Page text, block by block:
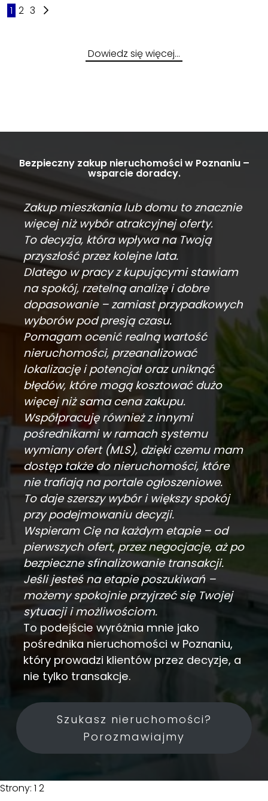
1 2 3
Dowiedz się więcej…
Bezpieczny zakup nieruchomości w Poznaniu –
wsparcie doradcy.
Zakup mieszkania lub domu to znacznie
więcej niż wybór atrakcyjnej oferty.
To decyzja, która wpływa na Twoją
przyszłość przez kolejne lata.
Dlatego w pracy z kupującymi stawiam
na spokój, rzetelną analizę i dobre
dopasowanie – zamiast przypadkowych
wyborów pod presją czasu.
Pomagam ocenić realną wartość
nieruchomości, przeanalizować
lokalizację i potencjał oraz uniknąć
błędów, które mogą kosztować dużo
więcej niż sama cena zakupu.
Współpracuję również z innymi
pośrednikami w ramach systemu
wymiany ofert (MLS), dzięki czemu mam
dostęp także do nieruchomości, które
nie trafiają na portale ogłoszeniowe.
To daje szerszy wybór i większy spokój
przy podejmowaniu decyzji.
Wspieram Cię na każdym etapie – od
pierwszych ofert, przez negocjacje, aż po
bezpieczne sfinalizowanie transakcji.
Jeśli jesteś na etapie poszukiwań –
możemy spokojnie przyjrzeć się Twojej
sytuacji i możliwościom.
To podejście wyróżnia mnie jako
pośrednika nieruchomości w Poznaniu,
który prowadzi klientów przez decyzje, a
nie tylko transakcje.
Szukasz nieruchomości?
Porozmawiajmy
Strony: 1 2